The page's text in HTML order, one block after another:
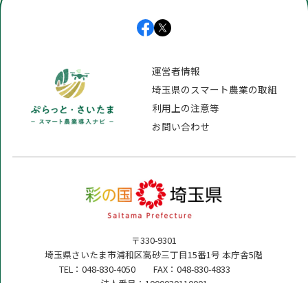
運営者情報
埼玉県のスマート農業の取組
利用上の注意等
お問い合わせ
〒330-9301
埼玉県さいたま市浦和区高砂三丁目15番1号 本庁舎5階
TEL：048-830-4050 FAX：048-830-4833